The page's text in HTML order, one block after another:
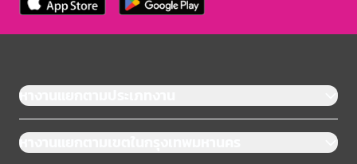
หางานแยกตามประเภทงาน
หางานแยกตามเขตในกรุงเทพมหานคร